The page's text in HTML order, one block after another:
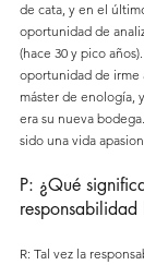
de cata, y en el
oportunidad de
(hace 30 y pico
oportunidad de irme
máster de enología,
era su nueva
sido una vida
P: ¿Qué
responsabilidad
R: Tal vez la